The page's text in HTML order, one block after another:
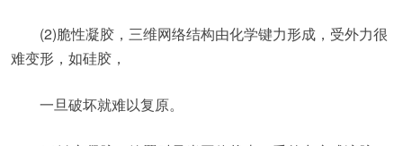
(2)脆性凝胶，三维网络结构由化学键力形成，受外力很
难变形，如硅胶，
一旦破坏就难以复原。